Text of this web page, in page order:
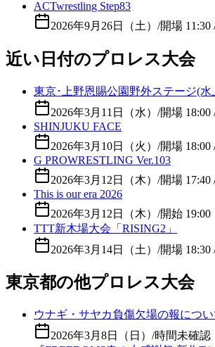
ACTwrestling Step83
2026年9月26日（土） /開場 11:30
近い日付のプロレス大会
東京･上野恩賜公園野外ステージ(水
2026年3月11日（水） /開場 18:00
SHINJUKU FACE
2026年3月10日（火） /開場 18:00
G PROWRESTLING Ver.103
2026年3月12日（木） /開場 17:40
This is our era 2026
2026年3月12日（木） /開始 19:00
TTT新木場大会「RISING2」
2026年3月14日（土） /開場 18:30
東京都の他プロレス大会
ウナギ・サヤカ負傷欠場の報につい
2026年3月8日（日） /時間未確認